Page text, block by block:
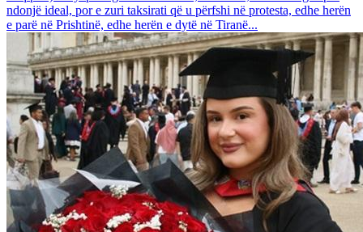
ndonjë ideal, por e zuri taksirati që u përfshi në protesta, edhe herën
e parë në Prishtinë, edhe herën e dytë në Tiranë...